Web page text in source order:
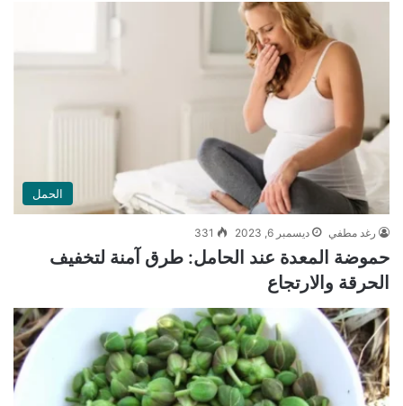
الحمل
رغد مطفي ديسمبر 6, 2023 331
حموضة المعدة عند الحامل: طرق آمنة لتخفيف
الحرقة والارتجاع